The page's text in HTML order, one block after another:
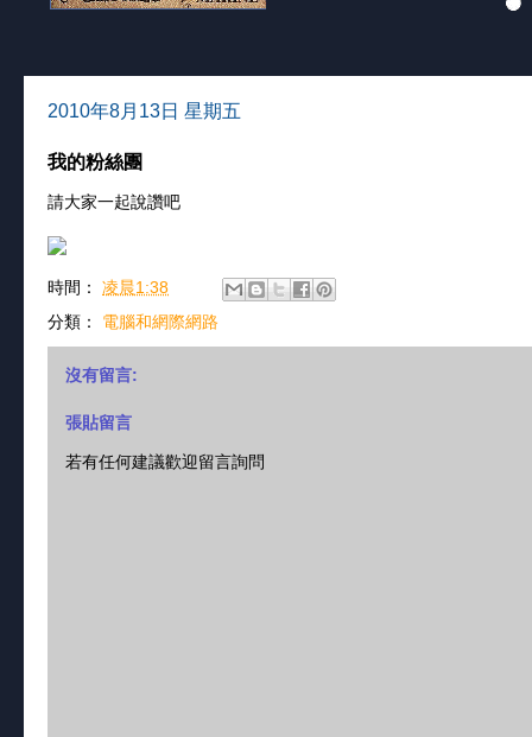
2010年8月13日 星期五
我的粉絲團
請大家一起說讚吧
時間： 凌晨1:38
分類： 電腦和網際網路
沒有留言:
張貼留言
若有任何建議歡迎留言詢問